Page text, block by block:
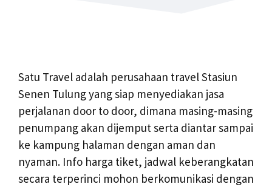
Satu Travel adalah perusahaan travel Stasiun
Senen Tulung yang siap menyediakan jasa
perjalanan door to door, dimana masing-masing
penumpang akan dijemput serta diantar sampai
ke kampung halaman dengan aman dan
nyaman. Info harga tiket, jadwal keberangkatan
secara terperinci mohon berkomunikasi dengan